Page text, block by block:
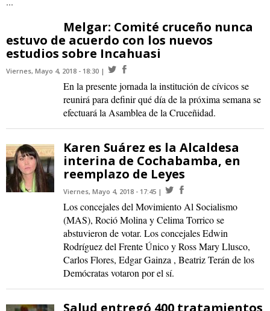
Melgar: Comité cruceño nunca
estuvo de acuerdo con los nuevos
estudios sobre Incahuasi
Viernes, Mayo 4, 2018 - 18:30
En la presente jornada la institución de cívicos se
reunirá para definir qué día de la próxima semana se
efectuará la Asamblea de la Cruceñidad.
Karen Suárez es la Alcaldesa
interina de Cochabamba, en
reemplazo de Leyes
Viernes, Mayo 4, 2018 - 17:45
Los concejales del Movimiento Al Socialismo
(MAS), Roció Molina y Celima Torrico se
abstuvieron de votar. Los concejales Edwin
Rodríguez del Frente Único y Ross Mary Llusco,
Carlos Flores, Edgar Gainza , Beatriz Terán de los
Demócratas votaron por el sí.